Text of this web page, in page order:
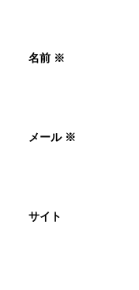
名前 ※
メール ※
サイト